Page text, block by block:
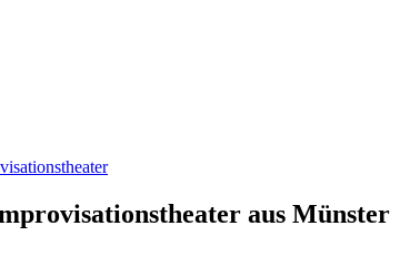
aus Münster